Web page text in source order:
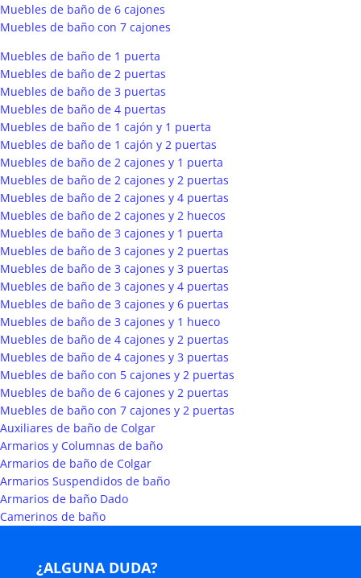
Muebles de baño de 6 cajones
Muebles de baño con 7 cajones
Muebles de baño de 1 puerta
Muebles de baño de 2 puertas
Muebles de baño de 3 puertas
Muebles de baño de 4 puertas
Muebles de baño de 1 cajón y 1 puerta
Muebles de baño de 1 cajón y 2 puertas
Muebles de baño de 2 cajones y 1 puerta
Muebles de baño de 2 cajones y 2 puertas
Muebles de baño de 2 cajones y 4 puertas
Muebles de baño de 2 cajones y 2 huecos
Muebles de baño de 3 cajones y 1 puerta
Muebles de baño de 3 cajones y 2 puertas
Muebles de baño de 3 cajones y 3 puertas
Muebles de baño de 3 cajones y 4 puertas
Muebles de baño de 3 cajones y 6 puertas
Muebles de baño de 3 cajones y 1 hueco
Muebles de baño de 4 cajones y 2 puertas
Muebles de baño de 4 cajones y 3 puertas
Muebles de baño con 5 cajones y 2 puertas
Muebles de baño de 6 cajones y 2 puertas
Muebles de baño con 7 cajones y 2 puertas
Auxiliares de baño de Colgar
Armarios y Columnas de baño
Armarios de baño de Colgar
Armarios Suspendidos de baño
Armarios de baño Dado
Camerinos de baño
¿ALGUNA DUDA?